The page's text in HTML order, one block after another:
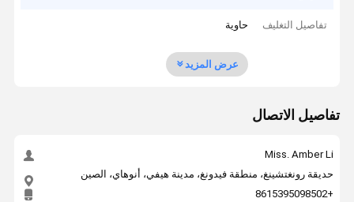
تفاصيل التغليف حاوية
عرض المزيد
تفاصيل الاتصال
Miss. Amber Li
حديقة رونغتشينغ، منطقة فيدونغ، مدينة هيفي، أنوهاي، الصين
+8615395098502